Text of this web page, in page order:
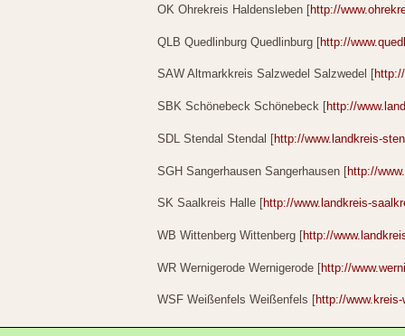
OK Ohrekreis Haldensleben [http://
QLB Quedlinburg Quedlinburg [http://
SAW Altmarkkreis Salzwedel Salzwedel [
SBK Schönebeck Schönebeck [http://
SDL Stendal Stendal [http://www.landkreis-
SGH Sangerhausen Sangerhausen [http://
SK Saalkreis Halle [http://www.landkreis-
WB Wittenberg Wittenberg [http://
WR Wernigerode Wernigerode [http://
WSF Weißenfels Weißenfels [http://